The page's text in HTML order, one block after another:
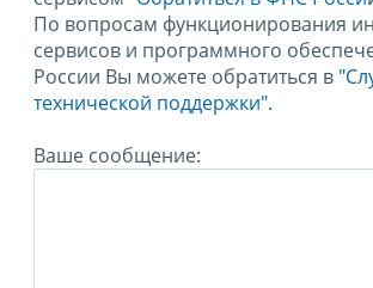
По вопросам функционирования
сервисов и программного
России Вы можете обратиться в
технической поддержки".
Ваше сообщение: